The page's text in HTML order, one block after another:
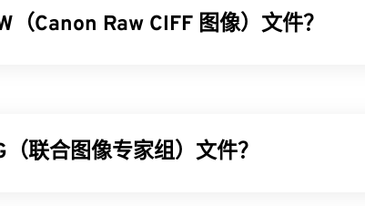
（Canon Raw CIFF 图像）文件？
。联合图像专家组）文件？